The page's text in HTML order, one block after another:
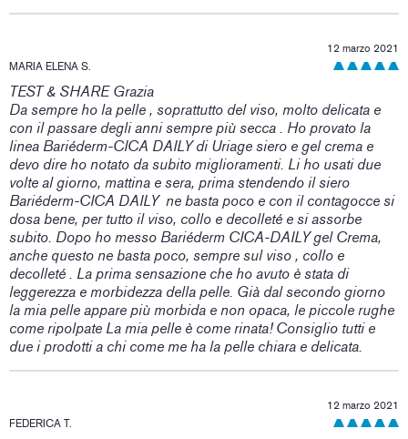
MARIA ELENA S.
12 marzo 2021
TEST & SHARE Grazia
Da sempre ho la pelle , soprattutto del viso, molto delicata e
con il passare degli anni sempre più secca . Ho provato la
linea Bariéderm-CICA DAILY di Uriage siero e gel crema e
devo dire ho notato da subito miglioramenti. Li ho usati due
volte al giorno, mattina e sera, prima stendendo il siero
Bariéderm-CICA DAILY ne basta poco e con il contagocce si
dosa bene, per tutto il viso, collo e decolleté e si assorbe
subito. Dopo ho messo Bariéderm CICA-DAILY gel Crema,
anche questo ne basta poco, sempre sul viso , collo e
decolleté . La prima sensazione che ho avuto è stata di
leggerezza e morbidezza della pelle. Già dal secondo giorno
la mia pelle appare più morbida e non opaca, le piccole rughe
come ripolpate La mia pelle è come rinata! Consiglio tutti e
due i prodotti a chi come me ha la pelle chiara e delicata.
FEDERICA T.
12 marzo 2021